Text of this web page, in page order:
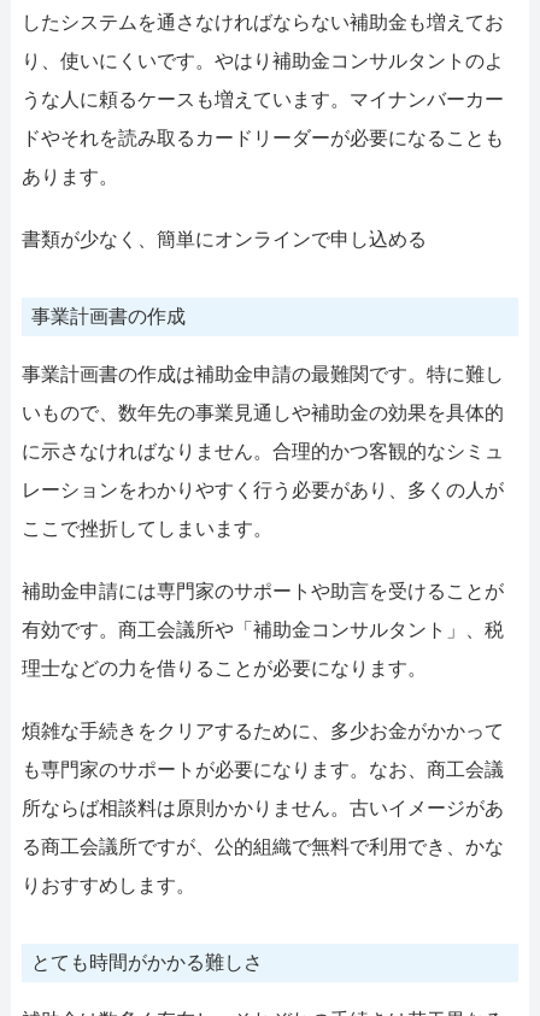
したシステムを通さなければならない補助金も増えてお
り、使いにくいです。やはり補助金コンサルタントのよ
うな人に頼るケースも増えています。マイナンバーカー
ドやそれを読み取るカードリーダーが必要になることも
あります。
書類が少なく、簡単にオンラインで申し込める
事業計画書の作成
事業計画書の作成は補助金申請の最難関です。特に難し
いもので、数年先の事業見通しや補助金の効果を具体的
に示さなければなりません。合理的かつ客観的なシミュ
レーションをわかりやすく行う必要があり、多くの人が
ここで挫折してしまいます。
補助金申請には専門家のサポートや助言を受けることが
有効です。商工会議所や「補助金コンサルタント」、税
理士などの力を借りることが必要になります。
煩雑な手続きをクリアするために、多少お金がかかって
も専門家のサポートが必要になります。なお、商工会議
所ならば相談料は原則かかりません。古いイメージがあ
る商工会議所ですが、公的組織で無料で利用でき、かな
りおすすめします。
とても時間がかかる難しさ